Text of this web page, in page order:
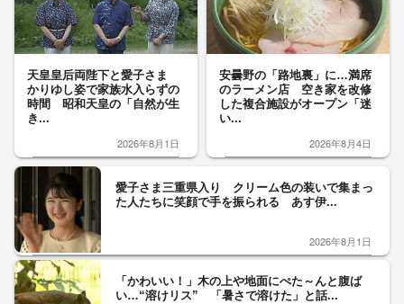
天皇皇后両陛下と愛子さま
かりゆし姿で家族水入らずの
時間 昭和天皇の「自然が生
き...
2026年8月1日
安曇野の「路地裏」に…満席
のラーメン店 空き家を改修
した複合施設がオープン「迷
い...
2026年8月4日
愛子さま三重県入り クリーム色の装いで集まっ
た人たちに笑顔で手を振られる あす伊...
2026年8月1日
「かわいい！」木の上や地面にぺた～んと腹ば
い…“溶けリス” 「暑さで溶けた」と話...